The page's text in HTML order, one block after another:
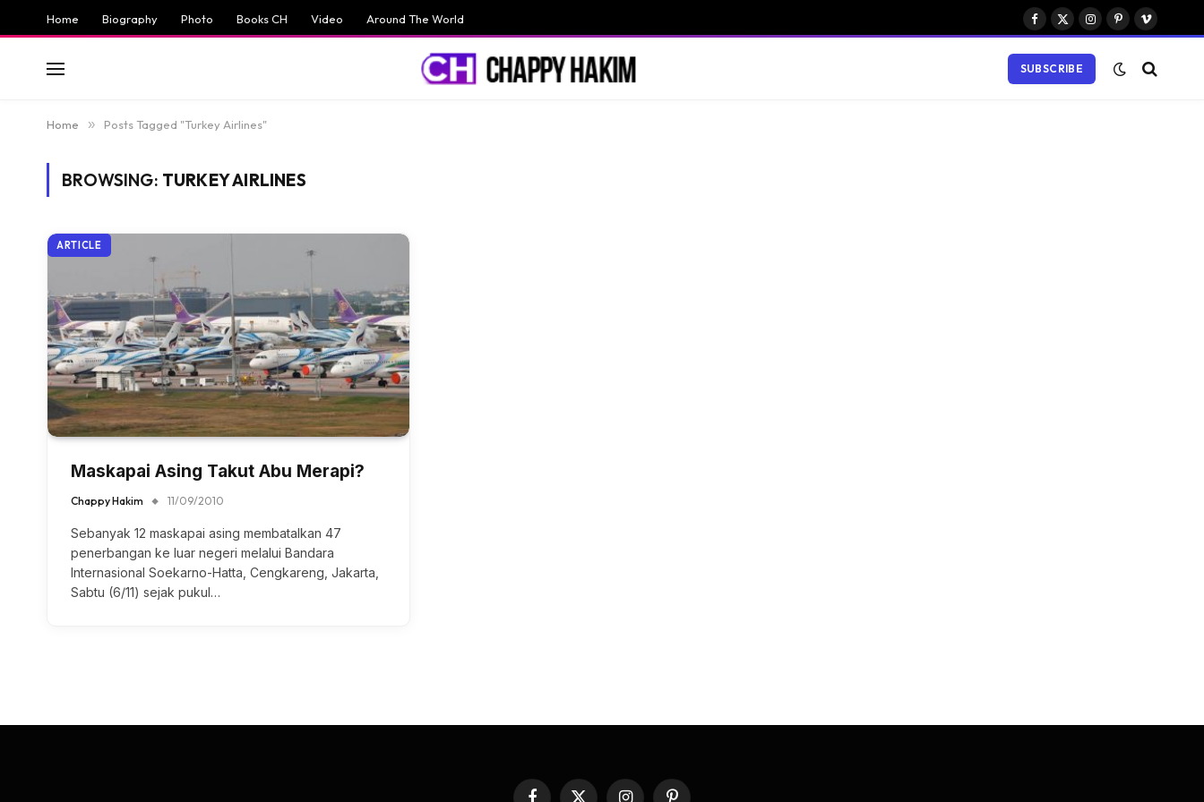
Home Biography Photo Books CH Video Around The World
Facebook
X
Instagram
PinterestVimeo
SUBSCRIBE
Home » Posts Tagged "Turkey Airlines"
BROWSING: TURKEY AIRLINES
ARTICLE
Maskapai Asing Takut Abu Merapi?
Chappy Hakim 11/09/2010
Sebanyak 12 maskapai asing membatalkan 47
penerbangan ke luar negeri melalui Bandara
Internasional Soekarno-Hatta, Cengkareng, Jakarta,
Sabtu (6/11) sejak pukul…